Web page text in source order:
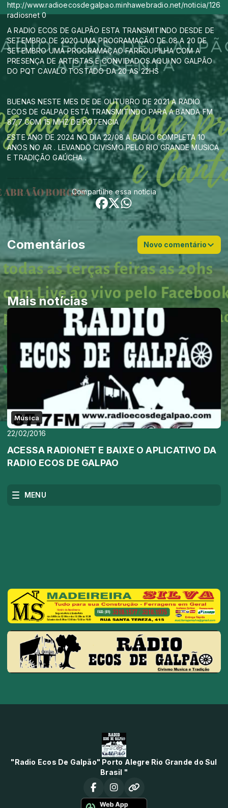
http://www.radioecosdegalpao.minhawebradio.net/noticia/
radiosnet 0
A RADIO ECOS DE GALPÃO ESTA TRANSMITINDO DESDE DE
SETEMBRO DE 2020 UMA PROGRAMAÇÃO DE 08 A 20 DE
SETEMBRO UMA PROGRAMAÇAO FARROUPILHA COM A
PRESENÇA DE ARTISTAS E CONVIDADOS.AQUI NO GALPÃO
DO PQT CAVALO TOSTADO DA 20 AS 22HS
BUENAS NESTE MES DE DE OUTUBRO DE 2021 A RADIO
ECOS DE GALPAO ESTÁ TRANSMITINDO PARA A BANDA FM
87,7 COM 15 MHZ DE POTENCIA
ESTE ANO DE 2024 NO DIA 22/08 A RÁDIO COMPLETA 10
ANOS NO AR . LEVANDO CIVISMO PELO RIO GRANDE MUSICA
E TRADIÇÃO GAÚCHA .
Compartilhe essa notícia
Comentários Novo comentário
Mais notícias
Música
22/02/2016
ACESSA RADIONET E BAIXE O APLICATIVO DA
RADIO ECOS DE GALPAO
MENU
"Radio Ecos De Galpão" Porto Alegre Rio Grande do Sul
Brasil "